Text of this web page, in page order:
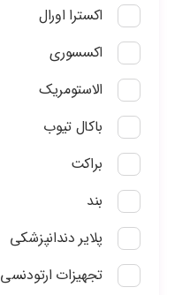
اکسترا اورال
اکسسوری
الاستومریک
باکال تیوب
براکت
بند
پلایر دندانپزشکی
تجهیزات ارتودنسی